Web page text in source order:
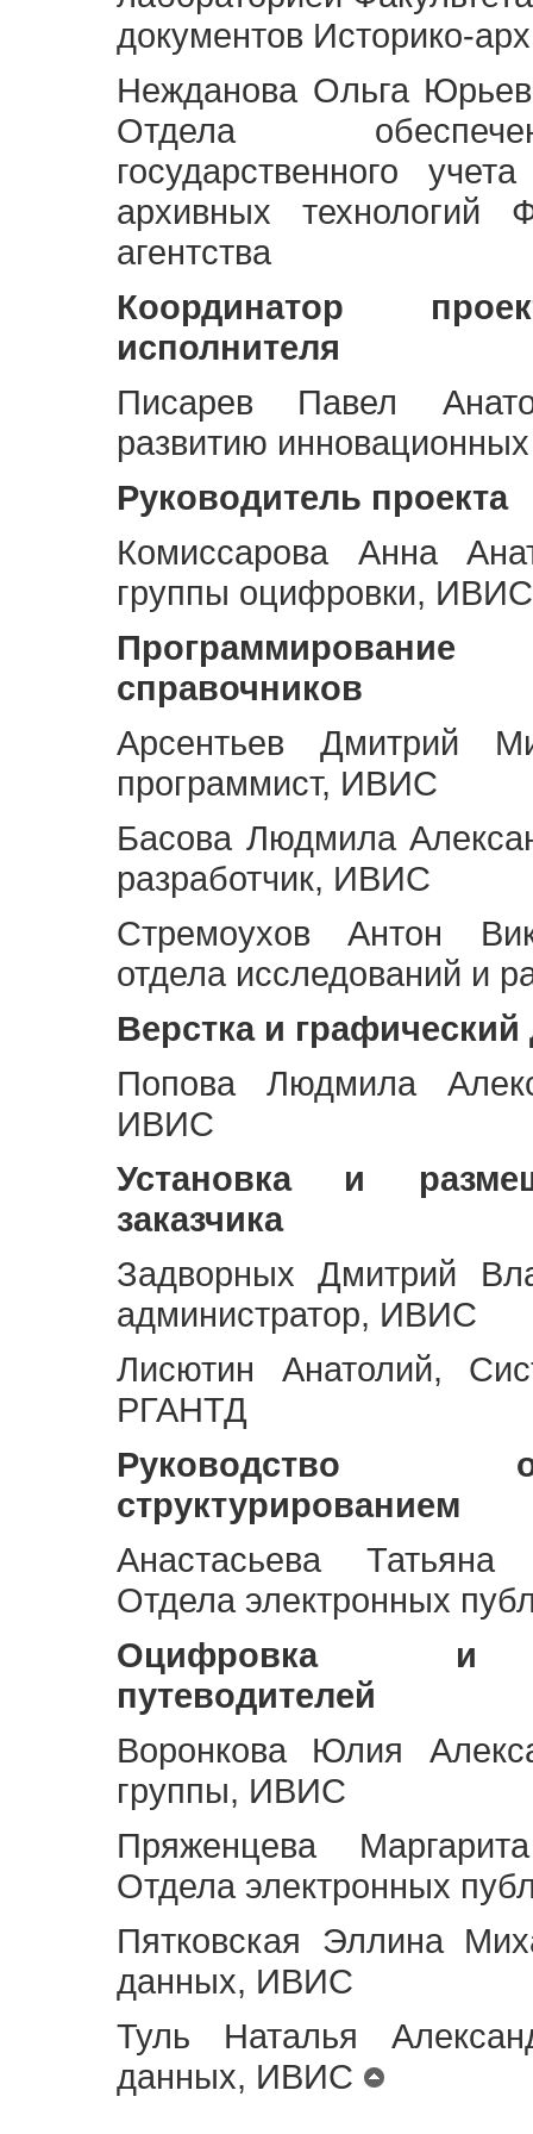
документов Историко-
Нежданова Ольга
Отдела
государственного
архивных технологий
агентства
Координатор
исполнителя
Писарев Павел
развитию
Руководитель проекта
Комиссарова Анна
группы оцифровки, ИВИС
Программирование
справочников
Арсентьев Дмитрий
программист, ИВИС
Басова Людмила
разработчик, ИВИС
Стремоухов Антон
отдела исследований и
Верстка и графический
Попова Людмила
ИВИС
Установка и
заказчика
Задворных Дмитрий
администратор, ИВИС
Лисютин Анатолий,
РГАНТД
Руководство
структурированием
Анастасьева Татьяна
Отдела электронных
Оцифровка и
путеводителей
Воронкова Юлия
группы, ИВИС
Пряженцева
Отдела электронных
Пятковская Эллина
данных, ИВИС
Туль Наталья
данных, ИВИС